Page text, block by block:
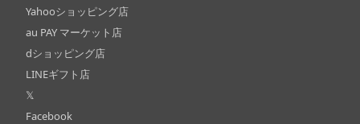
Yahooショッピング店
au PAY マーケット店
dショッピング店
LINEギフト店
𝕏
Facebook